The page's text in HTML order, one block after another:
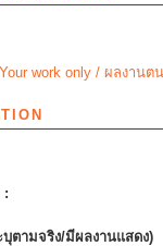
work only / ผลงานต
:
บุตามจริง/มีผลงานแสดง)